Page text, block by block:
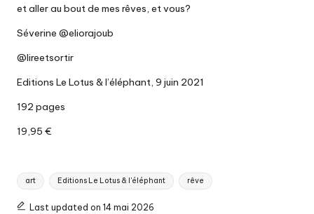
et aller au bout de mes rêves, et vous?
Séverine @eliorajoub
@lireetsortir
Editions Le Lotus & l’éléphant, 9 juin 2021
192 pages
19,95 €
Tags:
art Editions Le Lotus & l'éléphant rêve
Last updated on 14 mai 2026